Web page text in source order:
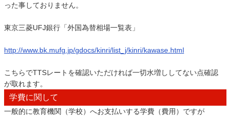
った事しておりません。
東京三菱UFJ銀行「外国為替相場一覧表」
http://www.bk.mufg.jp/gdocs/kinri/list_j/kinri/kawase.html
こちらでTTSレートを確認いただければ一切水増ししてない点確認
が取れます。
学費に関して
一般的に教育機関（学校）へお支払いする学費（費用）ですが